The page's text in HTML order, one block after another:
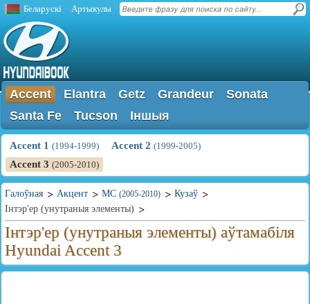
Беларускі Артыкулы
Accent Elantra Getz Grandeur
Sonata
Santa Fe
Tucson Іншыя
Accent 1 (1994-1999) Accent 2 (1999-2005)
Accent 3 (2005-2010)
Галоўная Акцент MC (2005-2010)
Кузаў
Інтэр'ер (унутраныя элементы)
Інтэр'ер (унутраныя элементы) аўтамабіля
Hyundai Accent 3